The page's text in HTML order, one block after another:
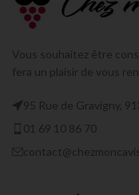
Vous souhaitez être
fera un plaisir de vous
95 Rue de Gravigny,
01 69 10 86 70